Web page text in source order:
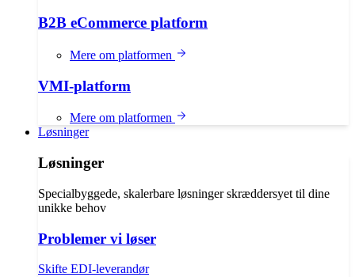
B2B eCommerce platform
Mere om platformen
VMI-platform
Mere om platformen
Løsninger
Løsninger
Specialbyggede, skalerbare løsninger skræddersyet til dine
unikke behov
Problemer vi løser
Skifte EDI-leverandør